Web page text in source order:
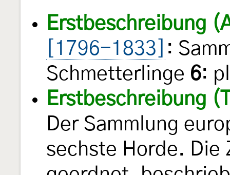
Erstbeschreibung
[1796-1833]
:
Schmetterlinge 6:
Erstbeschreibung
Der Sammlung
sechste Horde. Die